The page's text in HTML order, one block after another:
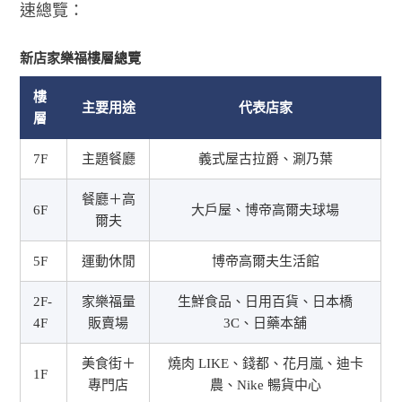
速總覽：
新店家樂福樓層總覽
樓
層
主要用途 代表店家
7F 主題餐廳 義式屋古拉爵、涮乃葉
6F
餐廳＋高
爾夫
大戶屋、博帝高爾夫球場
5F 運動休閒 博帝高爾夫生活館
2F-
4F
家樂福量
販賣場
生鮮食品、日用百貨、日本橋
3C、日藥本舖
1F
美食街＋
專門店
燒肉 LIKE、錢都、花月嵐、迪卡
農、Nike 暢貨中心